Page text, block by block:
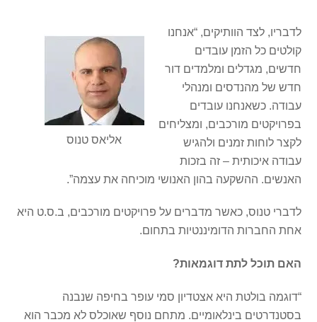
אליאס טנוס
לדבריו, לצד הוותיקים, “אנחנו
קולטים כל הזמן עובדים
חדשים, מגדלים ומלמדים דור
חדש של מהנדסים ומנהלי
עבודה. כשאנחנו עובדים
בפרויקטים מורכבים, ומצליחים
לקצר לוחות זמנים ולהגיש
עבודה איכותית – זה בזכות
האנשים. ההשקעה בהון האנושי מוכיחה את עצמה”.
לדברי טנוס, כאשר מדברים על פרויקטים מורכבים, ב.ס.ט היא
אחת החברות הדומיננטיות בתחום.
האם תוכל לתת דוגמאות?
“דוגמה בולטת היא אצטדיון סמי עופר בחיפה שנבנה
בסטנדרטים בינלאומיים. מתחם נוסף שאוכלס לא מכבר הוא